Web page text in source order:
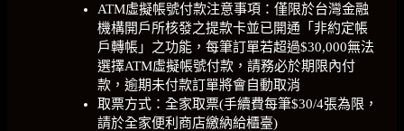
ATM虛擬帳號付款注意事項：僅限於台灣金融
機構開戶所核發之提款卡並已開通「非約定帳
戶轉帳」之功能，每筆訂單若超過$30,000無法
選擇ATM虛擬帳號付款，請務必於期限內付
款，逾期未付款訂單將會自動取消
取票方式： 全家取票(手續費每筆$30/4張為限，
請於全家便利商店繳納給櫃臺)